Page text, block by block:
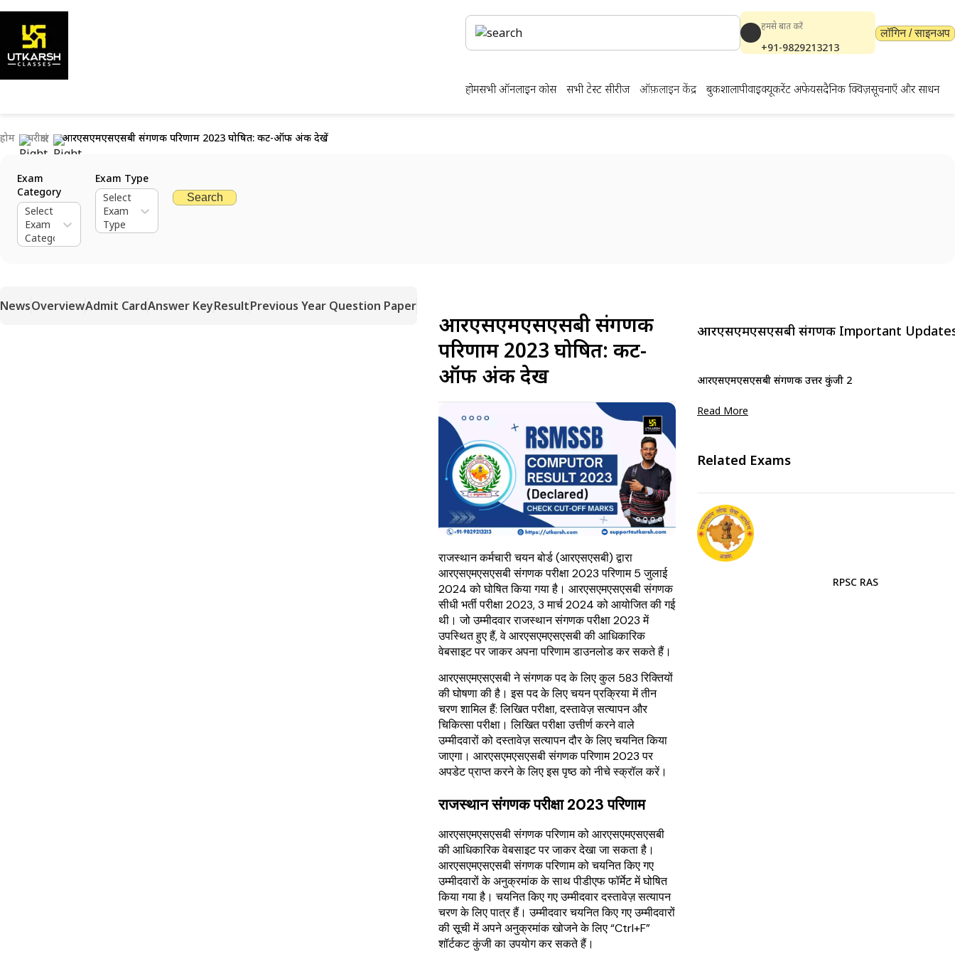
हमसे बात करें
+91-9829213213
लॉगिन / साइनअप
होमसभी ऑनलाइन कोर्स सभी टेस्ट सीरीज ऑफ़लाइन केंद्र बुकशालापीवाईक्यूकरेंट अफेयर्सदैनिक क्विज़सूचनाएँ और साधन
होम परीक्षाएं आरएसएमएसएसबी संगणक परिणाम 2023 घोषित: कट-ऑफ अंक देखें
Exam
Category
Select
Exam
Category
Exam Type
Select
Exam
Type
Search
NewsOverviewAdmit CardAnswer KeyResultPrevious Year Question Paper
आरएसएमएसएसबी संगणक
परिणाम 2023 घोषित: कट-
ऑफ अंक देखें
राजस्थान कर्मचारी चयन बोर्ड (आरएसएसबी) द्वारा
आरएसएमएसएसबी संगणक परीक्षा 2023 परिणाम 5 जुलाई
2024 को घोषित किया गया है। आरएसएमएसएसबी संगणक
सीधी भर्ती परीक्षा 2023, 3 मार्च 2024 को आयोजित की गई
थी। जो उम्मीदवार राजस्थान संगणक परीक्षा 2023 में
उपस्थित हुए हैं, वे आरएसएमएसएसबी की आधिकारिक
वेबसाइट पर जाकर अपना परिणाम डाउनलोड कर सकते हैं।
आरएसएमएसएसबी ने संगणक पद के लिए कुल 583 रिक्तियों
की घोषणा की है। इस पद के लिए चयन प्रक्रिया में तीन
चरण शामिल हैं: लिखित परीक्षा, दस्तावेज़ सत्यापन और
चिकित्सा परीक्षा। लिखित परीक्षा उत्तीर्ण करने वाले
उम्मीदवारों को दस्तावेज़ सत्यापन दौर के लिए चयनित किया
जाएगा। आरएसएमएसएसबी संगणक परिणाम 2023 पर
अपडेट प्राप्त करने के लिए इस पृष्ठ को नीचे स्क्रॉल करें।
राजस्थान संगणक परीक्षा 2023 परिणाम
आरएसएमएसएसबी संगणक परिणाम को आरएसएमएसएसबी
की आधिकारिक वेबसाइट पर जाकर देखा जा सकता है।
आरएसएमएसएसबी संगणक परिणाम को चयनित किए गए
उम्मीदवारों के अनुक्रमांक के साथ पीडीएफ फॉर्मेट में घोषित
किया गया है। चयनित किए गए उम्मीदवार दस्तावेज़ सत्यापन
चरण के लिए पात्र हैं। उम्मीदवार चयनित किए गए उम्मीदवारों
की सूची में अपने अनुक्रमांक खोजने के लिए “Ctrl+F”
शॉर्टकट कुंजी का उपयोग कर सकते हैं।
आरएसएमएसएसबी संगणक Important
आरएसएमएसएसबी संगणक उत्तर कुंजी 2023: सभी सेटों हेतु
Read More
Related Exams
RPSC RAS